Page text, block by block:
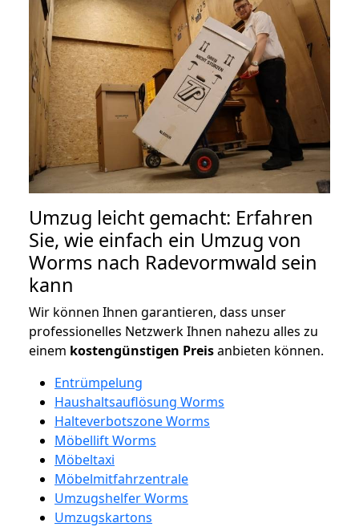
Umzug leicht gemacht: Erfahren
Sie, wie einfach ein Umzug von
Worms nach Radevormwald sein
kann
Wir können Ihnen garantieren, dass unser
professionelles Netzwerk Ihnen nahezu alles zu
einem kostengünstigen Preisanbieten können.
Entrümpelung
Haushaltsauflösung Worms
Halteverbotszone Worms
Möbellift Worms
Möbeltaxi
Möbelmitfahrzentrale
Umzugshelfer Worms
Umzugskartons